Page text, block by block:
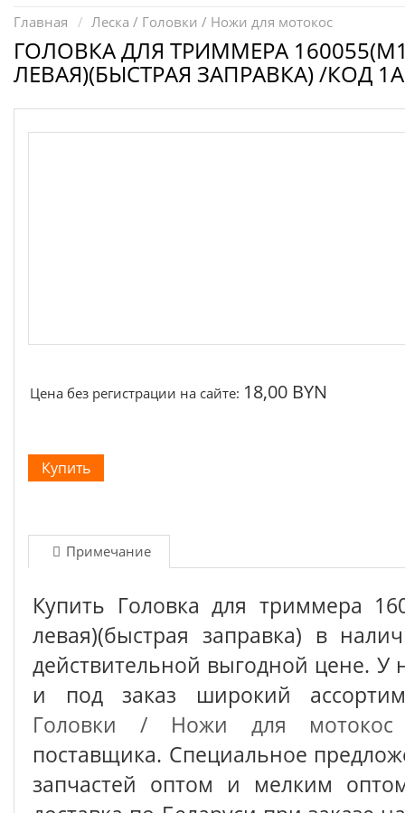
Якоря, статоры
Главная Леска / Головки / Ножи для мотокос
ГОЛОВКА ДЛЯ ТРИММЕРА
ЛЕВАЯ)(БЫСТРАЯ ЗАПРАВКА) /КОД
Цена без регистрации на сайте: 18,00 BYN
Примечание
Купить Головка для триммера
левая)(быстрая заправка) в
действительной выгодной цене. У
и под заказ широкий
Головки / Ножи для мотокос
поставщика. Специальное
запчастей оптом и мелким